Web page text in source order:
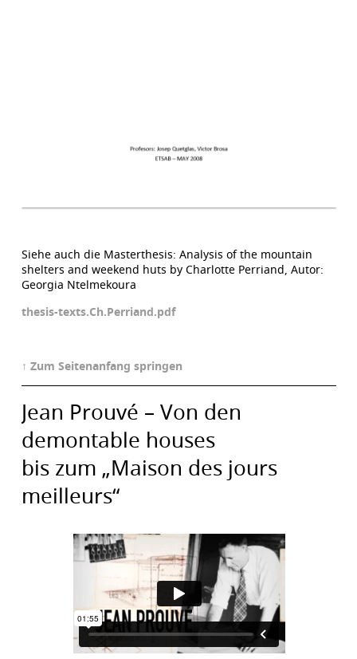
Siehe auch die Masterthesis: Analysis of the mountain
shelters and weekend huts by Charlotte Perriand, Autor:
Georgia Ntelmekoura
thesis-texts.Ch.Perriand.pdf
↑ Zum Seitenanfang springen
Jean Prouvé – Von den
demontable houses
bis zum „Maison des jours
meilleurs“